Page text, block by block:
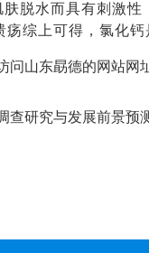
脱水而具有刺激性
疡综上可得，氯化
山东勗德的网站网
查研究与发展前景预